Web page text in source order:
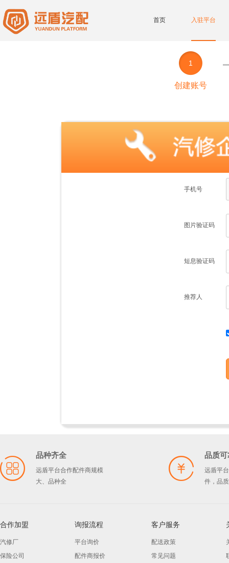
首页 入驻平台
1
创建账号
手机号
图片验证码
短息验证码
推荐人
品种齐全
远盾平台合作配件商规模
大、品种全
品质可
远盾平
件，品
合作加盟
汽修厂
保险公司
询报流程
平台询价
配件商报价
客户服务
配送政策
常见问题